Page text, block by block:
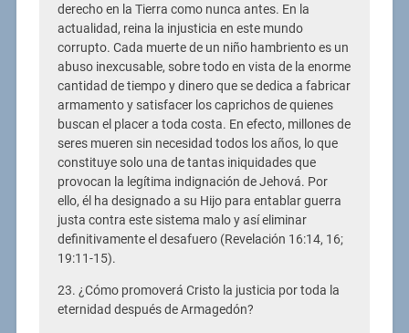
derecho en la Tierra como nunca antes. En la
actualidad, reina la injusticia en este mundo
corrupto. Cada muerte de un niño hambriento es un
abuso inexcusable, sobre todo en vista de la enorme
cantidad de tiempo y dinero que se dedica a fabricar
armamento y satisfacer los caprichos de quienes
buscan el placer a toda costa. En efecto, millones de
seres mueren sin necesidad todos los años, lo que
constituye solo una de tantas iniquidades que
provocan la legítima indignación de Jehová. Por
ello, él ha designado a su Hijo para entablar guerra
justa contra este sistema malo y así eliminar
definitivamente el desafuero (Revelación 16:14, 16;
19:11-15).
23. ¿Cómo promoverá Cristo la justicia por toda la
eternidad después de Armagedón?